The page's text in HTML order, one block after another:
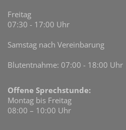
Freitag
07:30 - 17:00 Uhr
Samstag nach Vereinbarung
Blutentnahme: 07:00 - 18:00 Uhr
Offene Sprechstunde:
Montag bis Freitag
08:00 – 10:00 Uhr